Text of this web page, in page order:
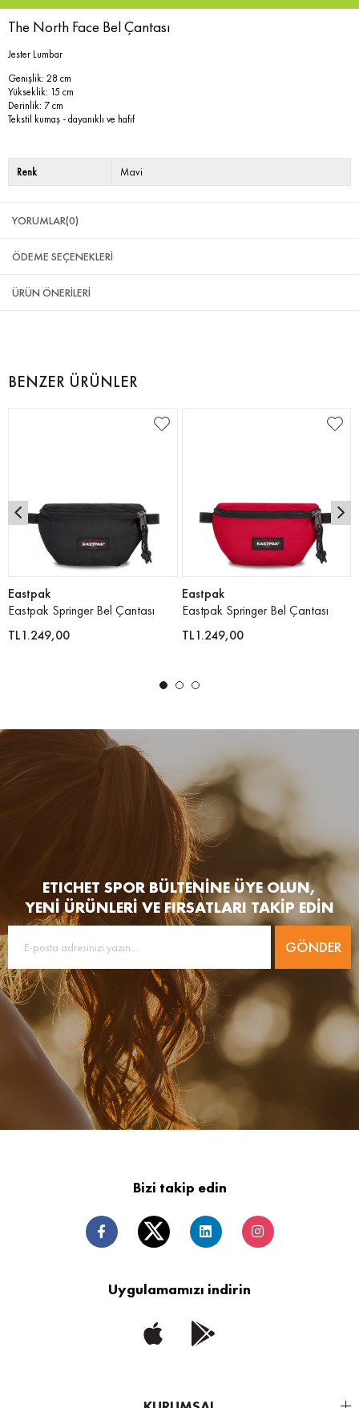
The North Face Bel Çantası
Jester Lumbar
Genişlik: 28 cm
Yükseklik: 15 cm
Derinlik: 7 cm
Tekstil kumaş - dayanıklı ve hafif
Renk Mavi
YORUMLAR(0)
ÖDEME SEÇENEKLERI
ÜRÜN ÖNERILERI
BENZER ÜRÜNLER
Eastpak
Eastpak Springer Bel Çantası
TL1.249,00
Eastpak
Eastpak Springer Bel Çantası
TL1.249,00
ETICHET SPOR BÜLTENİNE ÜYE OLUN,
YENİ ÜRÜNLERİ VE FIRSATLARI TAKİP EDİN
GÖNDER
Bizi takip edin
Uygulamamızı indirin